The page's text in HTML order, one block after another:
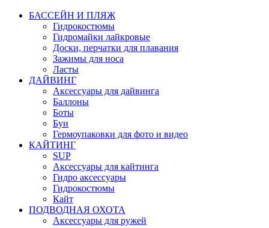
БАССЕЙН И ПЛЯЖ
Гидрокостюмы
Гидромайки лайкровые
Доски, перчатки для плавания
Зажимы для носа
Ласты
ДАЙВИНГ
Аксессуары для дайвинга
Баллоны
Боты
Буи
Гермоупаковки для фото и видео
КАЙТИНГ
SUP
Аксессуары для кайтинга
Гидро аксессуары
Гидрокостюмы
Кайт
ПОДВОДНАЯ ОХОТА
Аксессуары для ружей